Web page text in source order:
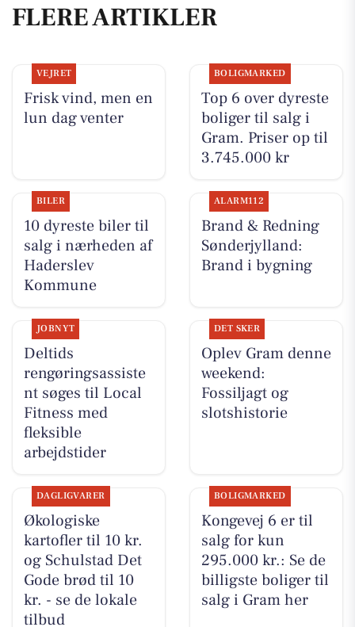
FLERE ARTIKLER
VEJRET
Frisk vind, men en
lun dag venter
BOLIGMARKED
Top 6 over dyreste
boliger til salg i
Gram. Priser op til
3.745.000 kr
BILER
10 dyreste biler til
salg i nærheden af
Haderslev
Kommune
ALARM112
Brand & Redning
Sønderjylland:
Brand i bygning
JOBNYT
Deltids
rengøringsassiste
nt søges til Local
Fitness med
fleksible
arbejdstider
DET SKER
Oplev Gram denne
weekend:
Fossiljagt og
slotshistorie
DAGLIGVARER
Økologiske
kartofler til 10 kr.
og Schulstad Det
Gode brød til 10
kr. - se de lokale
tilbud
BOLIGMARKED
Kongevej 6 er til
salg for kun
295.000 kr.: Se de
billigste boliger til
salg i Gram her